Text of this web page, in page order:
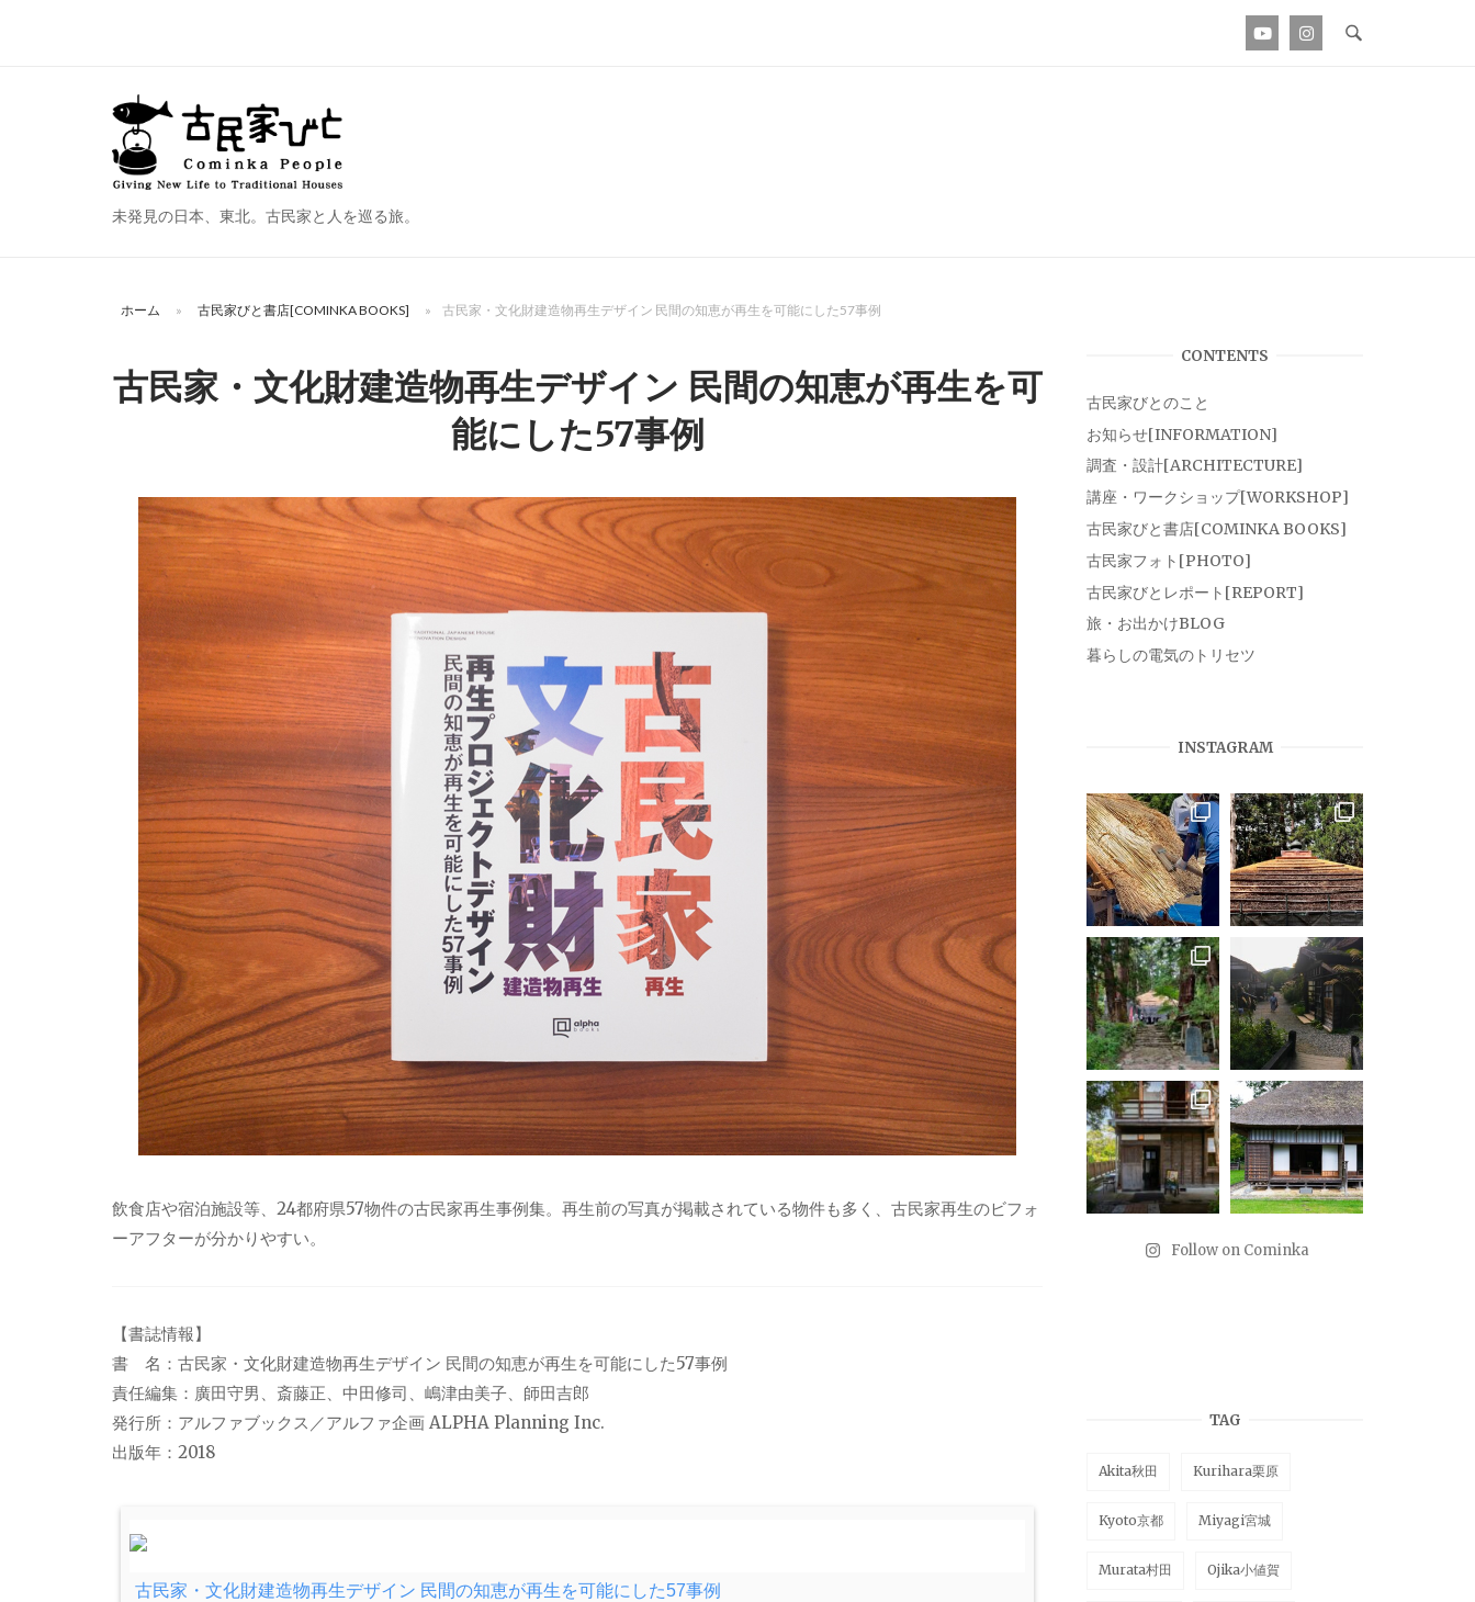
ホ
ー
ム
未発見の日本、東北。古民家と人を巡る旅。
ホーム » 古民家びと書店[COMINKA BOOKS] » 古民家・文化財建造物再生デザイン 民間の知恵が再生を可能にした57事例
古民家・文化財建造物再生デザイン 民間の知恵が再生を可
能にした57事例
飲食店や宿泊施設等、24都府県57物件の古民家再生事例集。再生前の写真が掲載されている物件も多く、古民家再生のビフォ
ーアフターが分かりやすい。
【書誌情報】
書 名：古民家・文化財建造物再生デザイン 民間の知恵が再生を可能にした57事例
責任編集：廣田守男、斎藤正、中田修司、嶋津由美子、師田吉郎
発行所：アルファブックス／アルファ企画 ALPHA Planning Inc.
出版年：2018
古民家・文化財建造物再生デザイン 民間の知恵が再生を可能にした57事例
CONTENTS
古民家びとのこと
お知らせ[INFORMATION]
調査・設計[ARCHITECTURE]
講座・ワークショップ[WORKSHOP]
古民家びと書店[COMINKA BOOKS]
古民家フォト[PHOTO]
古民家びとレポート[REPORT]
旅・お出かけBLOG
暮らしの電気のトリセツ
INSTAGRAM
Follow on Cominka
TAG
Akita秋田 Kurihara栗原
Kyoto京都 Miyagi宮城
Murata村田 Ojika小値賀